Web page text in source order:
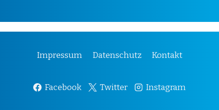
Impressum Datenschutz Kontakt
Facebook Twitter Instagram